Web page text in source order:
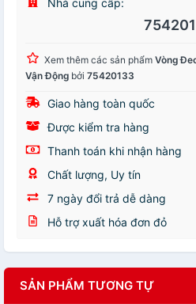
Nhà cung cấp:
Xem thêm các sản phẩm Vòng
Vận Động bởi 75420133
Giao hàng toàn quốc
Được kiểm tra hàng
Thanh toán khi nhận hàng
Chất lượng, Uy tín
7 ngày đổi trả dễ dàng
Hỗ trợ xuất hóa đơn đỏ
SẢN PHẨM TƯƠNG TỰ